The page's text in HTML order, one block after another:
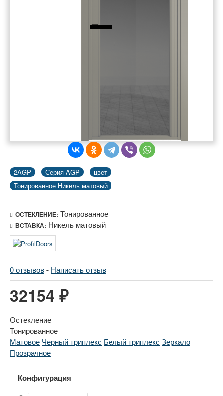
2AGP Серия AGP
цвет
Тонированное Никель матовый
ОСТЕКЛЕНИЕ: Тонированное
ВСТАВКА: Никель матовый
0 отзывов- Написать отзыв
32154 ₽
Остекление
Тонированное
Матовое Черный триплекс Белый триплекс Зеркало
Прозрачное
Конфигурация